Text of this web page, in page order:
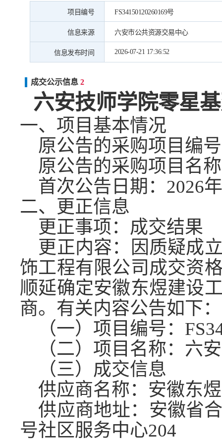
项目编号 FS34150120260169号
信息来源 六安市公共资源交易中心
信息发布时间 2026-07-21 17:36:52
成交公示信息 2
六安技师学院零星
一、项目 基本情况
原公告的采购项目编
原公告的采购项目名
首次公告日期： 2026
二、更正信息
更正事项：成交结果
更正内容：因质疑成
饰工程有限公司 成交资
顺延确定安徽东煜建设
商。有关内容公告如下：
（一） 项目编号：
（二） 项目名称： 六
（三） 成交信息
供应商名称：安徽东
供应商地址：安徽省
号社区服务中心204